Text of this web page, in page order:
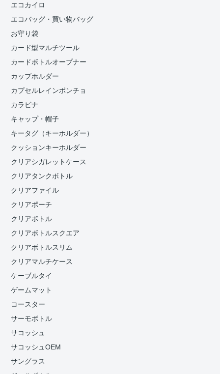
エコカイロ
エコバッグ・買い物バッグ
お守り袋
カード型マルチツール
カードボトルオープナー
カップホルダー
カプセルレインポンチョ
カラビナ
キャップ・帽子
キータグ（キーホルダー）
クッションキーホルダー
クリアシガレットケース
クリアタンクボトル
クリアファイル
クリアポーチ
クリアボトル
クリアボトルスクエア
クリアボトルスリム
クリアマルチケース
ケーブルタイ
ゲームマット
コースター
サーモボトル
サコッシュ
サコッシュOEM
サングラス